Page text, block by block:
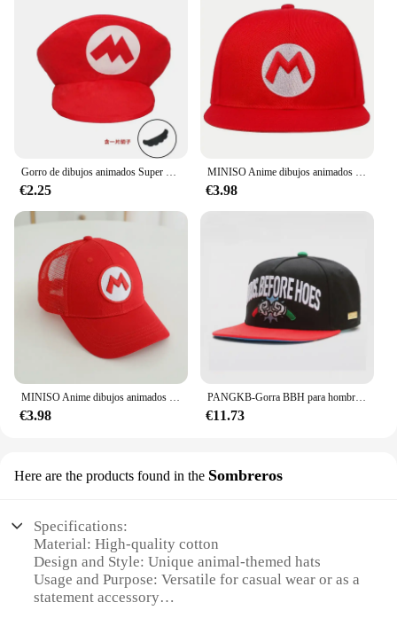
€2.25 €3.98
MINISO Anime dibujos animados Super Mario Bros niños deporte al aire libre gorras de béisbol niños niñas Hip Hop sombrilla sombrero de malla 2-8 años niños
€3.98
PANGKB-Gorra BBH para hombre y mujer, gorro de béisbol, estilo hip hop, snapback, informal, para exteriores
€11.73
Here are the products found in the Sombreros
Specifications:
Material: High-quality cotton
Design and Style: Unique animal-themed hats
Usage and Purpose: Versatile for casual wear or as a
statement accessory